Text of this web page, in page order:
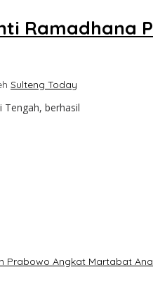
Sulteng Today
berhasil
Prabowo Angkat Martabat